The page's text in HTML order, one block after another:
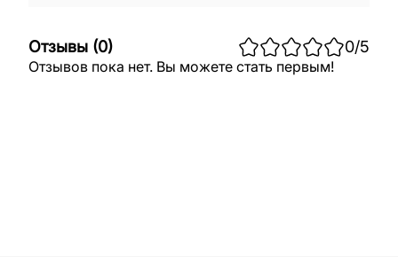
Отзывы (0) 0/5
Отзывов пока нет. Вы можете стать первым!